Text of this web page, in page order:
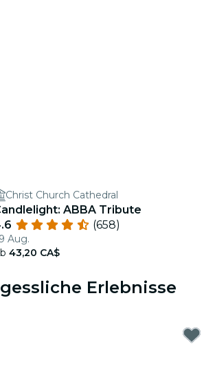
Christ Church Cathedral
ABBA Tribute
(658)
Aug.
43,20 CA$
Erlebnisse